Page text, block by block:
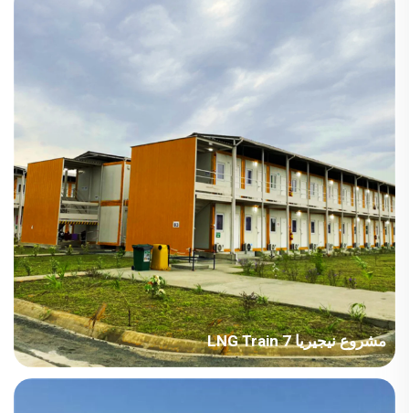
استنادًا إلى الظروف البيئية، كما صممنا الديكور الداخلي وفقًا لمتطلبات
العميل.
مشروع نيجيريا LNG Train 7
الدولة: نيجيريا قطاع المشروع: الطاقة مساحة البناء: 103485 متر مربع